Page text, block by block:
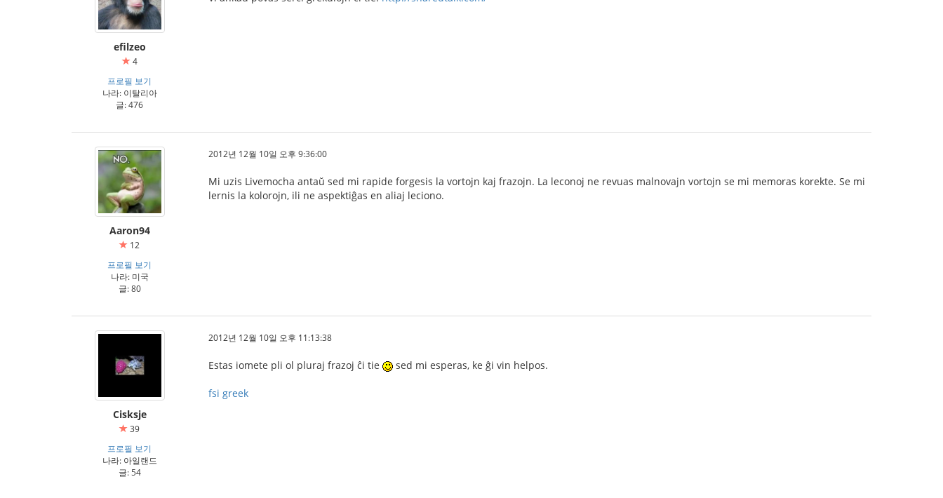
efilzeo
4
프로필 보기
나라: 이탈리아
글: 476
Aaron94
12
프로필 보기
나라: 미국
글: 80
2012년 12월 10일 오후 9:36:00
Mi uzis Livemocha antaŭ sed mi rapide forgesis la vortojn kaj frazojn. La leconoj ne revuas malnovajn vortojn se mi memoras korekte. Se mi
lernis la kolorojn, ili ne aspektiĝas en aliaj leciono.
Cisksje
39
프로필 보기
나라: 아일랜드
글: 54
2012년 12월 10일 오후 11:13:38
Estas iomete pli ol pluraj frazoj ĉi tie sed mi esperas, ke ĝi vin helpos.
fsi greek